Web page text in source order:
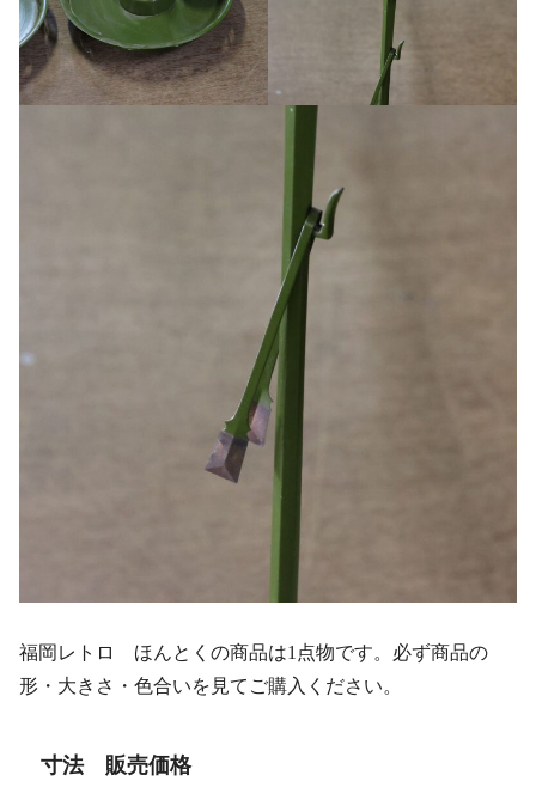
福岡レトロ ほんとくの商品は1点物です。必ず商品の
形・大きさ・色合いを見てご購入ください。
寸法 販売価格